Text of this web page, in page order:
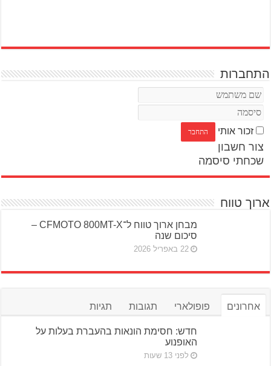
התחברות
זכור אותי
צור חשבון
שכחתי סיסמה
ארוך טווח
מבחן ארוך טווח ל־CFMOTO 800MT-X –
סיכום שנה
22 באפריל 2026
אחרונים פופולארי תגובות תגיות
חדש: חסימת הונאות בהעברת בעלות על
האופנוע
לפני 13 שעות